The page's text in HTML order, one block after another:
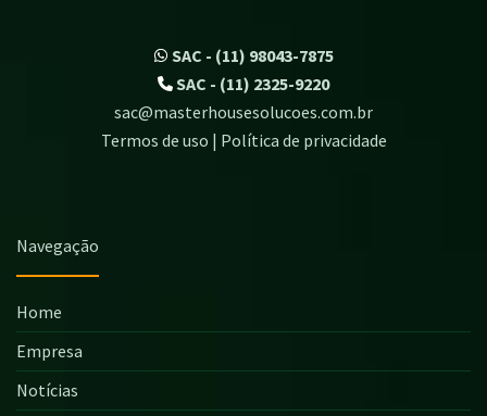
SAC - (11) 98043-7875
SAC - (11) 2325-9220
sac@masterhousesolucoes.com.br
Termos de uso | Política de privacidade
Navegação
Home
Empresa
Notícias